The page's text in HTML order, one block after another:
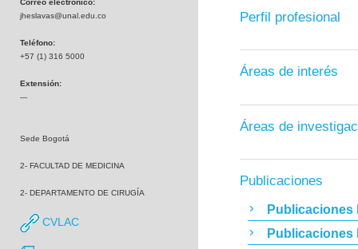
Correo electrónico:
jheslavas@unal.edu.co
Teléfono:
+57 (1) 316 5000
Extensión:
---
Sede Bogotá
2- FACULTAD DE MEDICINA
2- DEPARTAMENTO DE CIRUGÍA
CVLAC
Perfil profesional
Áreas de interés
Áreas de
Publicaciones
Publicaciones
Publicaciones